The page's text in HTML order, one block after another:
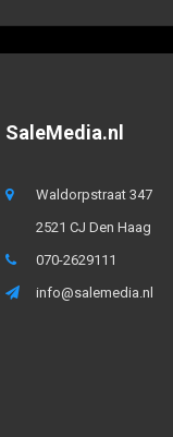
SaleMedia.nl
Waldorpstraat 347
2521 CJ Den Haag
070-2629111
info@salemedia.nl